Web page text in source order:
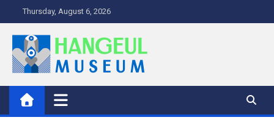
k
o
o
Thursday, August 6, 2026
HangeUl Museum
Adventure in Museum Blog